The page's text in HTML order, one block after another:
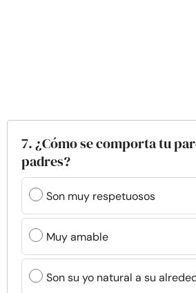
7. ¿Cómo se comporta tu
padres?
Son muy respetuosos
Muy amable
Son su yo natural a su